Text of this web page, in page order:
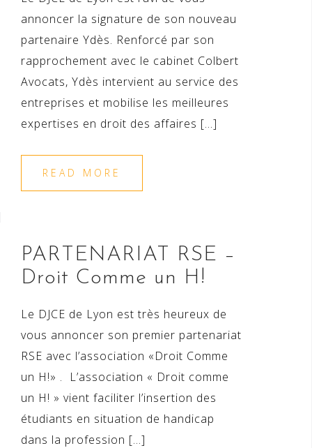
annoncer la signature de son nouveau
partenaire Ydès. Renforcé par son
rapprochement avec le cabinet Colbert
Avocats, Ydès intervient au service des
entreprises et mobilise les meilleures
expertises en droit des affaires […]
READ MORE
PARTENARIAT RSE –
Droit Comme un H!
Le DJCE de Lyon est très heureux de
vous annoncer son premier partenariat
RSE avec l’association «Droit Comme
un H!» . L’association « Droit comme
un H! » vient faciliter l’insertion des
étudiants en situation de handicap
dans la profession […]